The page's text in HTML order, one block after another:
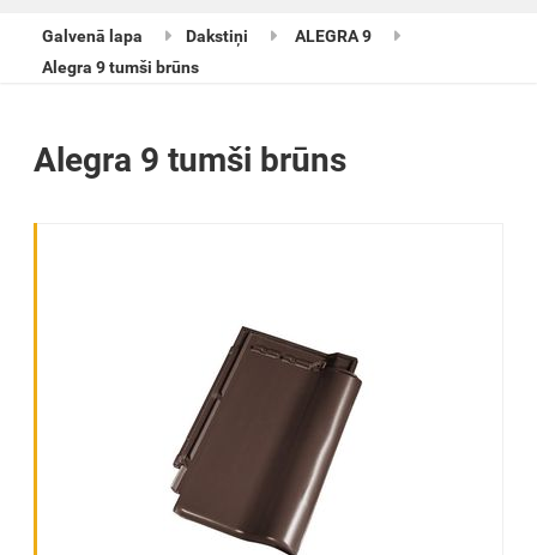
Galvenā lapa Dakstiņi
ALEGRA 9
Alegra 9 tumši brūns
Alegra 9 tumši brūns